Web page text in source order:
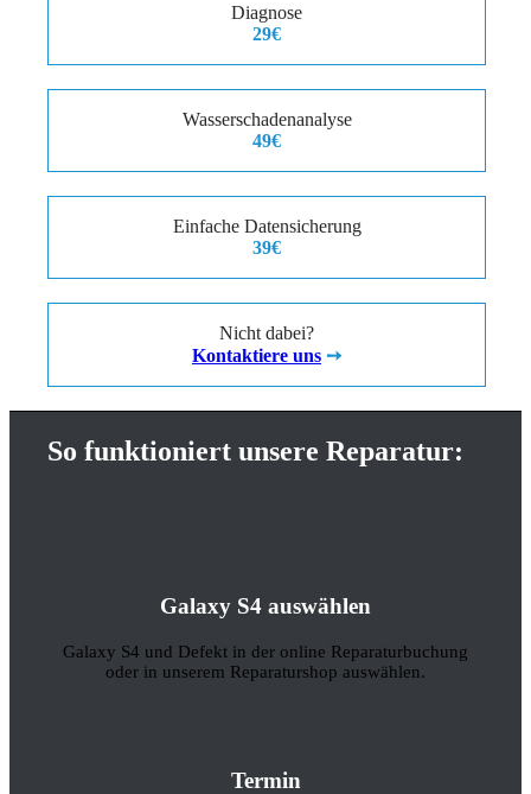
Diagnose
29€
Wasserschadenanalyse
49€
Einfache Datensicherung
39€
Nicht dabei?
Kontaktiere uns ➙
So funktioniert unsere Reparatur:
Galaxy S4 auswählen
Galaxy S4 und Defekt in der online Reparaturbuchung
oder in unserem Reparaturshop auswählen.
Termin